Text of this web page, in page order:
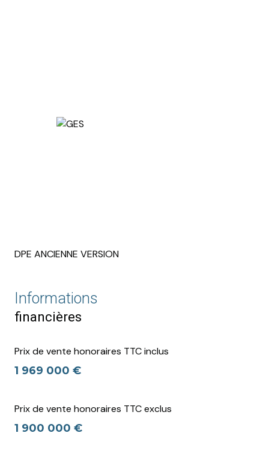
DPE ANCIENNE VERSION
Informations
financières
Prix de vente honoraires TTC inclus
1 969 000 €
Prix de vente honoraires TTC exclus
1 900 000 €